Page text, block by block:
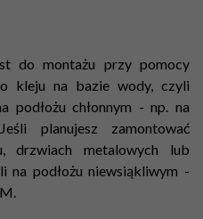
do montażu przy pomocy
kleju na bazie wody, czyli
podłożu chłonnym - np. na
planujesz zamontować
drzwiach metalowych lub
na podłożu niewsiąkliwym -